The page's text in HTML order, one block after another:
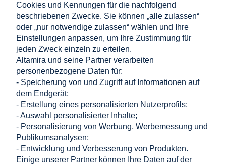
11.689,58 €
inkl. 19% MwSt., zzgl.
Versandkosten
Nettopreis: 9.823,18 €
in den warenkorb
legen
Einkaufen
Hilfe
Cookies und Kennungen für die nachfolgend
beschriebenen Zwecke. Sie können „alle zulassen“
oder „nur notwendige zulassen“ wählen und Ihre
Einstellungen anpassen, um Ihre Zustimmung für
jeden Zweck einzeln zu erteilen.
Altamira und seine Partner verarbeiten
personenbezogene Daten für:
- Speicherung von und Zugriff auf Informationen auf
dem Endgerät;
- Erstellung eines personalisierten Nutzerprofils;
- Auswahl personalisierter Inhalte;
- Personalisierung von Werbung, Werbemessung und
Publikumsanalysen;
- Entwicklung und Verbesserung von Produkten.
Einige unserer Partner können Ihre Daten auf der